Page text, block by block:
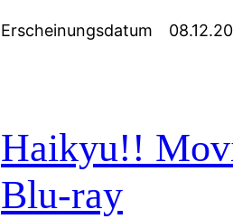
Erscheinungsdatum
Haikyu!!
Blu-ray